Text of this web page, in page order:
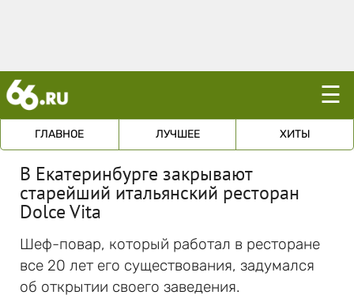
☰
ГЛАВНОЕ ЛУЧШЕЕ ХИТЫ
В Екатеринбурге закрывают
старейший итальянский ресторан
Dolce Vita
Шеф-повар, который работал в ресторане
все 20 лет его существования, задумался
об открытии своего заведения.